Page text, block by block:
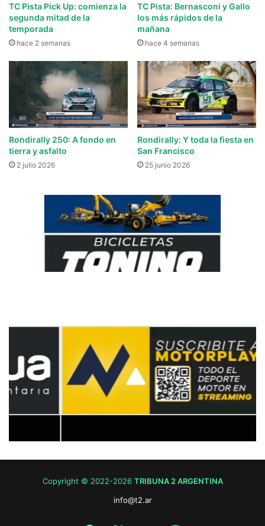
TC Pista Pick Up: comienza la
segunda mitad de la
temporada
hace 2 semanas
TC Pista: Bernasconi y Gallo
los más rápidos de la
mañana
hace 4 semanas
Rondirally 250: A fondo en
tierra y asfalto
2 julio 2026
Rondirally: Y toda la fiesta en
San Francisco
25 junio 2026
Copyright © 2022-2026 TRIBUNA 2 ARGENTINA
info@t2.ar